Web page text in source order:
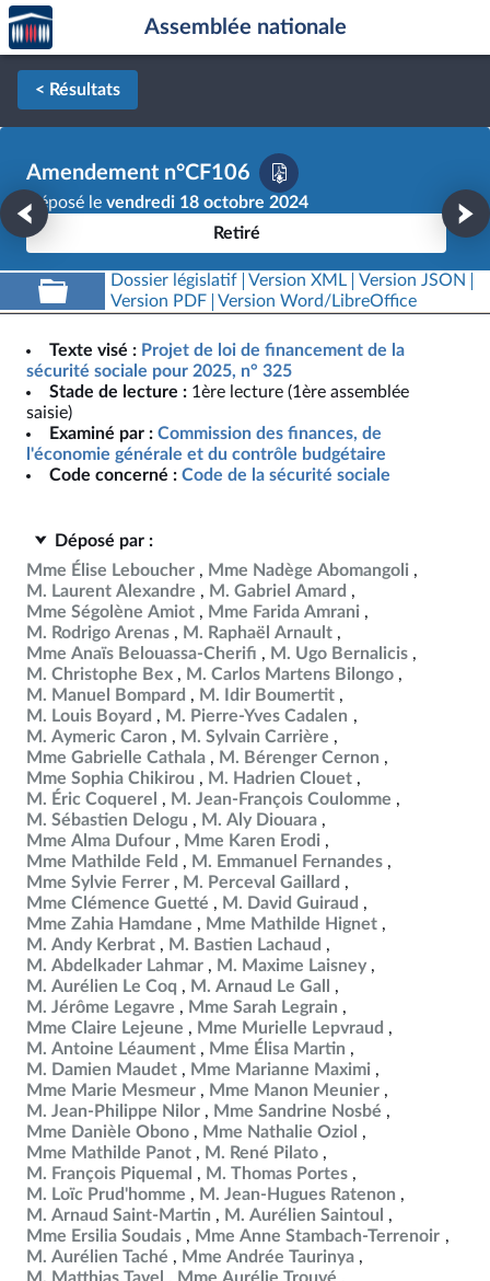
Aller au contenu
Aller en bas de la page
Accèder
à la
page
d'accueil
Assemblée nationale
< Résultats
Amendement n°CF106
Déposé le vendredi 18 octobre 2024
Retiré
Dossier législatif Version XML
Version JSON
Version PDF
Version Word/LibreOffice
Texte visé : Projet de loi de financement de la
sécurité sociale pour 2025, n° 325
Stade de lecture : 1ère lecture (1ère assemblée
saisie)
Examiné par : Commission des finances, de
l'économie générale et du contrôle budgétaire
Code concerné : Code de la sécurité sociale
Déposé par :
Mme Élise Leboucher
Mme Nadège Abomangoli
M. Laurent Alexandre
M. Gabriel Amard
Mme Ségolène Amiot
Mme Farida Amrani
M. Rodrigo Arenas
M. Raphaël Arnault
Mme Anaïs Belouassa-Cherifi
M. Ugo Bernalicis
M. Christophe Bex
M. Carlos Martens Bilongo
M. Manuel Bompard
M. Idir Boumertit
M. Louis Boyard
M. Pierre-Yves Cadalen
M. Aymeric Caron
M. Sylvain Carrière
Mme Gabrielle Cathala
M. Bérenger Cernon
Mme Sophia Chikirou
M. Hadrien Clouet
M. Éric Coquerel
M. Jean-François Coulomme
M. Sébastien Delogu
M. Aly Diouara
Mme Alma Dufour
Mme Karen Erodi
Mme Mathilde Feld
M. Emmanuel Fernandes
Mme Sylvie Ferrer
M. Perceval Gaillard
Mme Clémence Guetté
M. David Guiraud
Mme Zahia Hamdane
Mme Mathilde Hignet
M. Andy Kerbrat
M. Bastien Lachaud
M. Abdelkader Lahmar
M. Maxime Laisney
M. Aurélien Le Coq
M. Arnaud Le Gall
M. Jérôme Legavre
Mme Sarah Legrain
Mme Claire Lejeune
Mme Murielle Lepvraud
M. Antoine Léaument
Mme Élisa Martin
M. Damien Maudet
Mme Marianne Maximi
Mme Marie Mesmeur
Mme Manon Meunier
M. Jean-Philippe Nilor
Mme Sandrine Nosbé
Mme Danièle Obono
Mme Nathalie Oziol
Mme Mathilde Panot
M. René Pilato
M. François Piquemal
M. Thomas Portes
M. Loïc Prud'homme
M. Jean-Hugues Ratenon
M. Arnaud Saint-Martin
M. Aurélien Saintoul
Mme Ersilia Soudais
Mme Anne Stambach-Terrenoir
M. Aurélien Taché
Mme Andrée Taurinya